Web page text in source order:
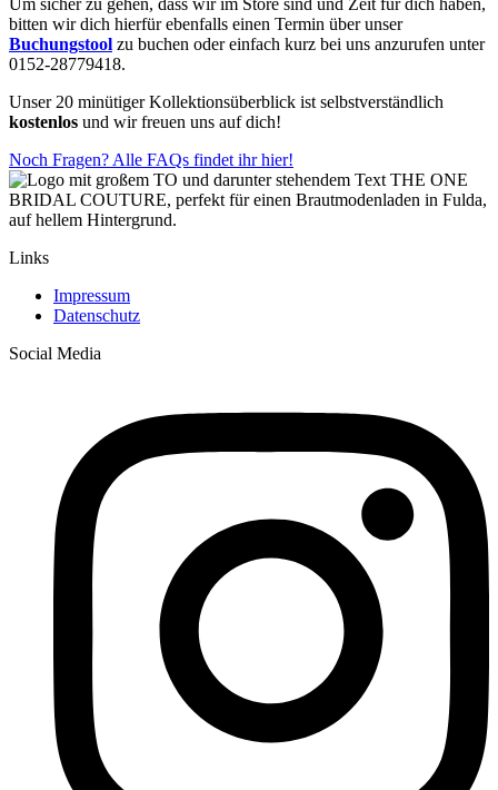
Um sicher zu gehen, dass wir im Store sind und Zeit für dich haben,
bitten wir dich hierfür ebenfalls einen Termin über unser
Buchungstool zu buchen oder einfach kurz bei uns anzurufen unter
0152-28779418.
Unser 20 minütiger Kollektionsüberblick ist selbstverständlich
kostenlos und wir freuen uns auf dich!
Noch Fragen? Alle FAQs findet ihr hier!
Links
Impressum
Datenschutz
Social Media